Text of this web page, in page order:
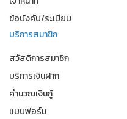
ข้อบังคับ/ระเบียบ
บริการสมาชิก
สวัสดิการสมาชิก
บริการเงินฝาก
คำนวณเงินกู้
แบบฟอร์ม